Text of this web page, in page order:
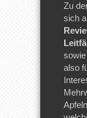
Zu
sich
also